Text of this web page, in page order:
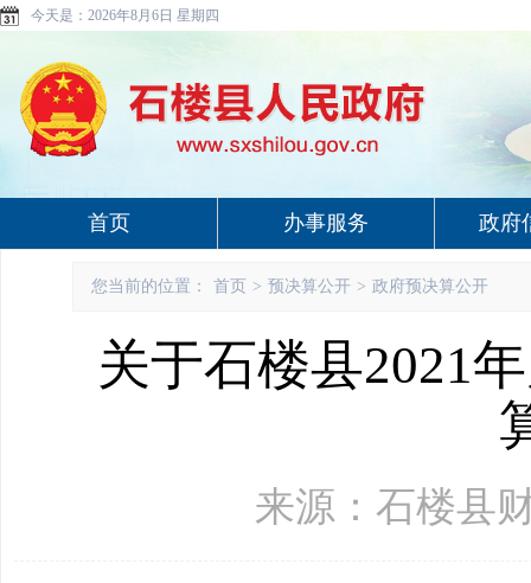
今天是： 2026年8月6日 星期四
首页 办事服务 政府
您当前的位置： 首页 > 预决算公开 > 政府预决算公开
关于石楼县2021
来源：石楼县